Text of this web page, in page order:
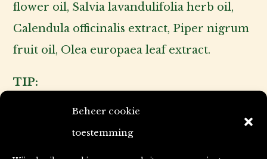
Beheer cookie
toestemming
flower oil, Salvia lavandulifolia herb oil,
Calendula officinalis extract, Piper nigrum
fruit oil, Olea europaea leaf extract.
TIP: